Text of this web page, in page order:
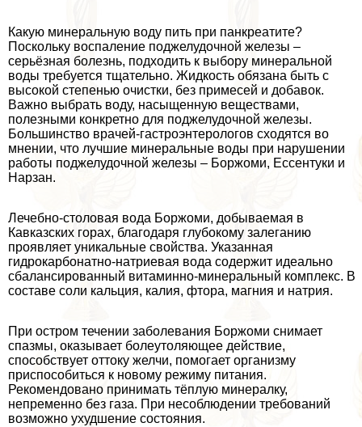
Какую минеральную воду пить при панкреатите?
Поскольку воспаление поджелудочной железы –
серьёзная болезнь, подходить к выбору минеральной
воды требуется тщательно. Жидкость обязана быть с
высокой степенью очистки, без примесей и добавок.
Важно выбрать воду, насыщенную веществами,
полезными конкретно для поджелудочной железы.
Большинство врачей-гастроэнтерологов сходятся во
мнении, что лучшие минеральные воды при нарушении
работы поджелудочной железы – Боржоми, Ессентуки и
Нарзан.
Лечебно-столовая вода Боржоми, добываемая в
Кавказских горах, благодаря глубокому залеганию
проявляет уникальные свойства. Указанная
гидрокарбонатно-натриевая вода содержит идеально
сбалансированный витаминно-минеральный комплекс. В
составе соли кальция, калия, фтора, магния и натрия.
При остром течении заболевания Боржоми снимает
спазмы, оказывает болеутоляющее действие,
способствует оттоку желчи, помогает организму
приспособиться к новому режиму питания.
Рекомендовано принимать тёплую минералку,
непременно без газа. При несоблюдении требований
возможно ухудшение состояния.